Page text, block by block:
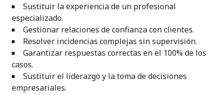
Sustituir la experiencia de un profesional
especializado.
Gestionar relaciones de confianza con clientes.
Resolver incidencias complejas sin supervisión.
Garantizar respuestas correctas en el 100% de los
casos.
Sustituir el liderazgo y la toma de decisiones
empresariales.